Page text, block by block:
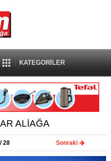
KATEGORİLER
ALİAĞA
/ 28 Sonraki